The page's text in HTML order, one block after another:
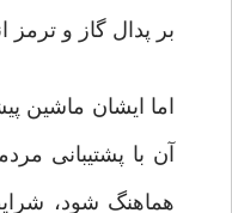
بر پدال گاز و ترمز
اما ایشان ماشین
آن با پشتیبانی
هماهنگ شود،